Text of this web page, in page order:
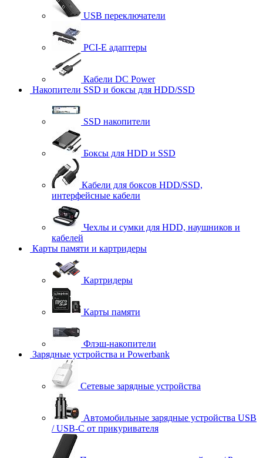
USB переключатели
PCI-E адаптеры
Кабели DC Power
Накопители SSD и боксы для HDD/SSD
SSD накопители
Боксы для HDD и SSD
Кабели для боксов HDD/SSD,
интерфейсные кабели
Чехлы и сумки для HDD, наушников и
кабелей
Карты памяти и картридеры
Картридеры
Карты памяти
Флэш-накопители
Зарядные устройства и Powerbank
Сетевые зарядные устройства
Автомобильные зарядные устройства USB
/ USB-C от прикуривателя